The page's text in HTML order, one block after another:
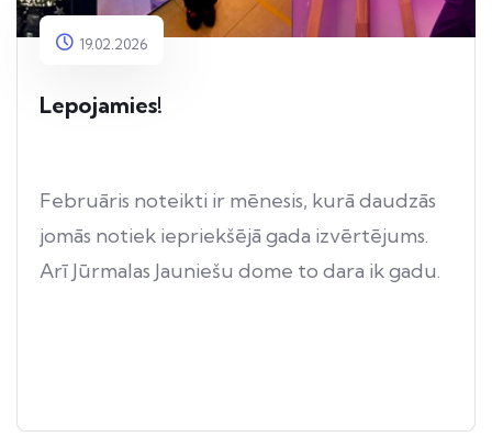
19.02.2026
Lepojamies!
Februāris noteikti ir mēnesis, kurā daudzās
jomās notiek iepriekšējā gada izvērtējums.
Arī Jūrmalas Jauniešu dome to dara ik gadu.